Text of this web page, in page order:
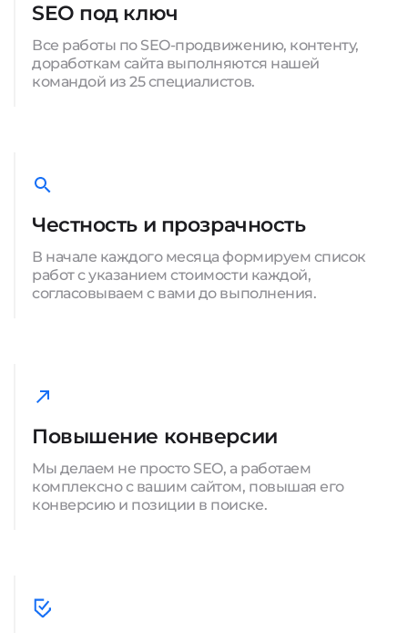
SEO под ключ
Все работы по SEO-продвижению, контенту,
доработкам сайта выполняются нашей
командой из 25 специалистов.
Честность и прозрачность
В начале каждого месяца формируем список
работ с указанием стоимости каждой,
согласовываем с вами до выполнения.
Повышение конверсии
Мы делаем не просто SEO, а работаем
комплексно с вашим сайтом, повышая его
конверсию и позиции в поиске.